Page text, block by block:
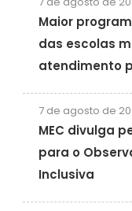
Maior
das escolas
atendimento
7 de agosto de
MEC divulga
para o
Inclusiva